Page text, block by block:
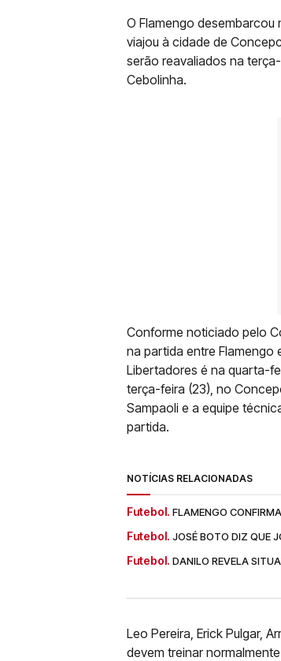
O Flamengo desembarcou
viajou à cidade de
serão reavaliados na
Cebolinha.
Conforme noticiado pelo
na partida entre Flamengo
Libertadores é na quarta-
terça-feira (23), no
Sampaoli e a equipe
partida.
NOTÍCIAS RELACIONADAS
Futebol. FLAMENGO
Futebol. JOSÉ BOTO DIZ QUE
Futebol. DANILO REVELA
Leo Pereira, Erick Pulgar,
devem treinar